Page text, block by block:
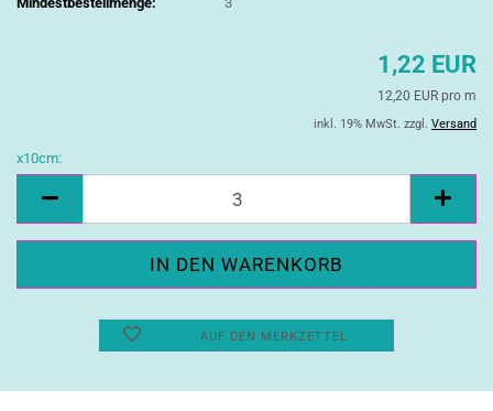
1,22 EUR
12,20 EUR pro m
inkl. 19% MwSt. zzgl. Versand
x10cm:
AUF DEN MERKZETTEL